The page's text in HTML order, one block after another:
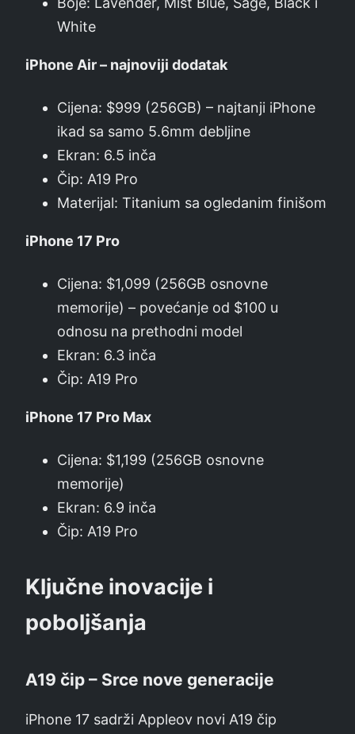
White
iPhone Air – najnoviji dodatak
Cijena: $999 (256GB) – najtanji iPhone
ikad sa samo 5.6mm debljine
Ekran: 6.5 inča
Čip: A19 Pro
Materijal: Titanium sa ogledanim finišom
iPhone 17 Pro
Cijena: $1,099 (256GB osnovne
memorije) – povećanje od $100 u
odnosu na prethodni model
Ekran: 6.3 inča
Čip: A19 Pro
iPhone 17 Pro Max
Cijena: $1,199 (256GB osnovne
memorije)
Ekran: 6.9 inča
Čip: A19 Pro
Ključne inovacije i
poboljšanja
A19 čip – Srce nove generacije
iPhone 17 sadrži Appleov novi A19 čip